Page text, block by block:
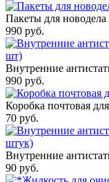
Пакеты для
990 руб.
Внутренние
990 руб.
Коробка почтовая
70 руб.
Внутренние
90 руб.